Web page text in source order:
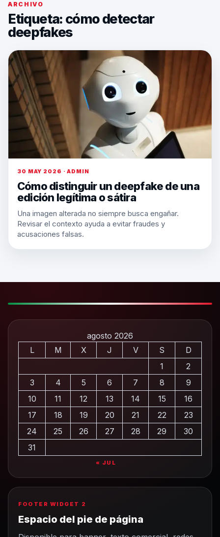
ARCHIVO
Etiqueta: cómo detectar
deepfakes
30 MAY 2026 · ADMIN
Cómo distinguir un deepfake de una
edición legítima o sátira
Una imagen alterada no siempre busca engañar.
Revisar el contexto ayuda a evitar fraudes y
acusaciones falsas.
agosto 2026
L
M X J V S
D
1
2
3
4 5 6 7 8
9
10
11 12 13 14 15
16
17
18 19 20 21 22
23
24
25 26 27 28 29
30
31
« JUL
FOOTER WIDGET 2
Espacio del pie de página